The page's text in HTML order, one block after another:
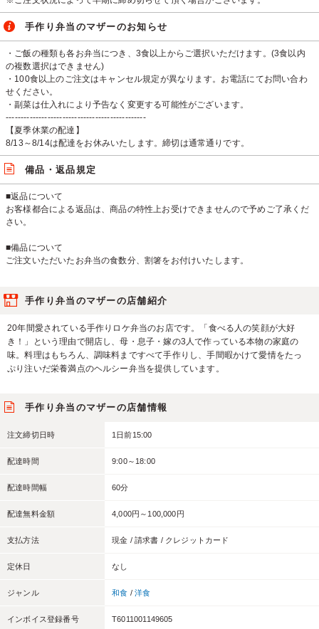
手作り弁当のマザーのお知らせ
・ご飯の種類も各お弁当につき、3食以上からご選択いただけます。(3食以内
の複数選択はできません)
・100食以上のご注文はキャンセル規定が異なります。お電話にてお問い合わ
せください。
・副菜は仕入れにより予告なく変更する可能性がございます。
-----------------------------------------------
【夏季休業の配達】
8/13～8/14は配達をお休みいたします。締切は通常通りです。
備品・返品規定
■返品について
お客様都合による返品は、商品の特性上お受けできませんので予めご了承くだ
さい。
■備品について
ご注文いただいたお弁当の食数分、割箸をお付けいたします。
手作り弁当のマザーの店舗紹介
20年間愛されている手作りロケ弁当のお店です。「食べる人の笑顔が大好
き！」という理由で開店し、母・息子・嫁の3人で作っている本物の家庭の
味。料理はもちろん、調味料まですべて手作りし、手間暇かけて愛情をたっ
ぷり注いだ栄養満点のヘルシー弁当を提供しています。
手作り弁当のマザーの店舗情報
注文締切日時 1日前15:00
配達時間 9:00～18:00
配達時間幅 60分
配達無料金額 4,000円～100,000円
支払方法 現金 / 請求書 / クレジットカード
定休日 なし
ジャンル 和食 / 洋食
インボイス登録番号 T6011001149605